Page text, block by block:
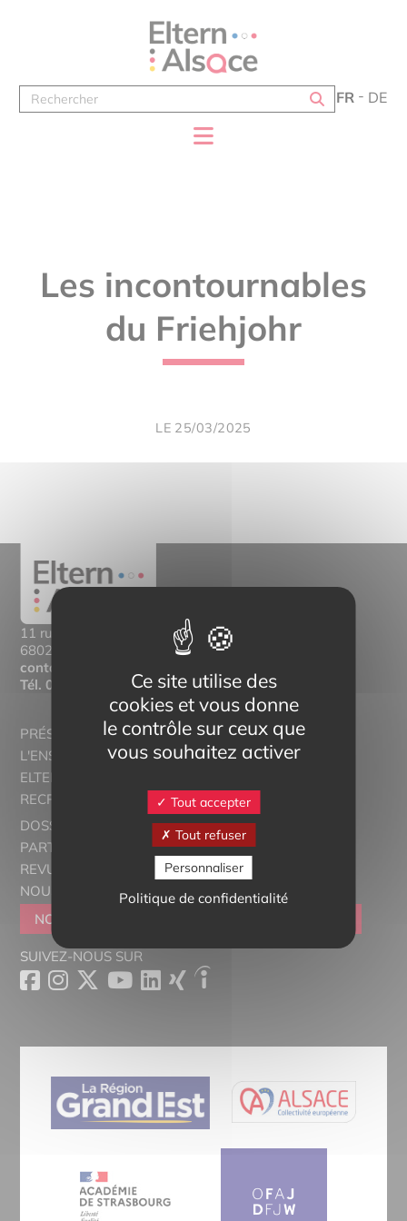
FR DE
Les incontournables
du Friehjohr
LE 25/03/2025
11 rue Mittlerweg,
68025 Colmar Cedex
contact@eltern-bilinguisme.org
Tél. 03 89 20 46 74
PRÉSENTATION
L'ENSEIGNEMENT BILINGUE
ELTERN ALSACE - EUROSTAGES
RECRUTORRS
DOSSIERS THÉMATIQUES
PARTENAIRES
REVUE DE PRESSE
NOUS CONTACTER
NOUS REJOINDRE
SUIVEZ-NOUS SUR
Ce site utilise des
cookies et vous donne
le contrôle sur ceux que
vous souhaitez activer
Tout accepter
Tout refuser
Personnaliser
Politique de confidentialité